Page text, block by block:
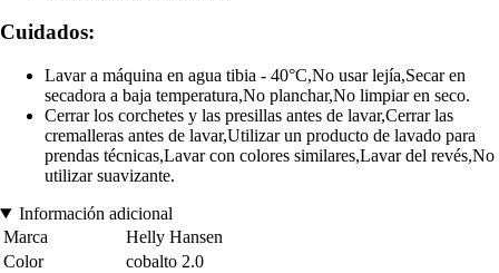
Cuidados:
Lavar a máquina en agua tibia - 40°C,No usar lejía,Secar en
secadora a baja temperatura,No planchar,No limpiar en seco.
Cerrar los corchetes y las presillas antes de lavar,Cerrar las
cremalleras antes de lavar,Utilizar un producto de lavado para
prendas técnicas,Lavar con colores similares,Lavar del revés,No
utilizar suavizante.
Información adicional
Marca
Helly Hansen
Color
cobalto 2.0